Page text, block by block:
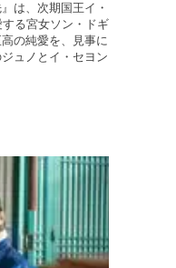
は、次期国王イ・
る宮女ソン・ドギ
の純愛を、見事に
ュノとイ・セヨン